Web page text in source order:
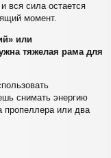
вся сила остается
момент.
или
тяжелая рама для
снимать энергию
пропеллера или два